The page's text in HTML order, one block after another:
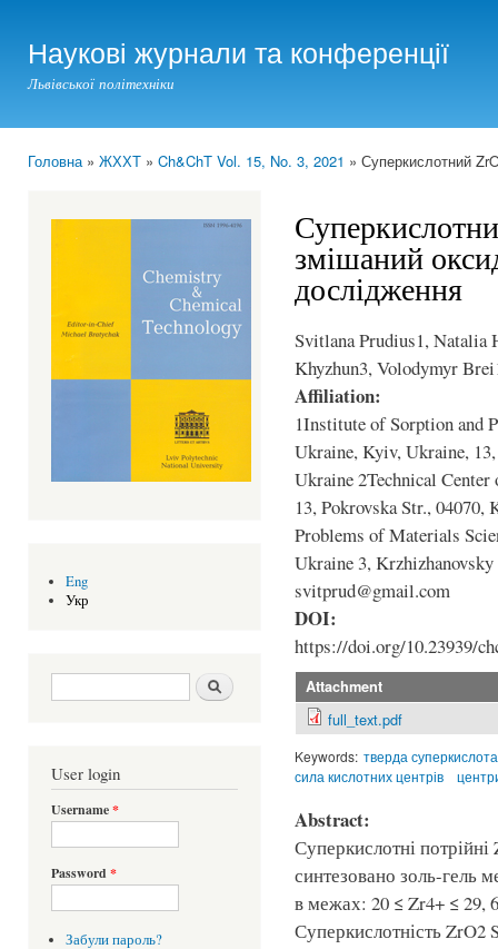
Наукові журнали та конференції
Львівської політехніки
Головна» ЖХХТ » Ch&ChT Vol. 15, No. 3, 2021 » Суперкислотний
Eng
Укр
Search form Шукати
User login
Username*
Password *
Забули пароль?
змішаний
дослідження
Svitlana Prudius1, Natalia
Khyzhun3, Volodymyr
Affiliation:
1Institute of Sorption and
Ukraine, Kyiv, Ukraine,
Ukraine 2Technical
13, Pokrovska Str.,
Problems of Materials
Ukraine 3,
svitprud@gmail.com
DOI:
https://doi.org/10.23939/
Attachment
full_text.pdf
Keywords: тверда суперкислота
сила кислотних центрів
Abstract:
Суперкислотні
синтезовано золь-гель
в межах: 20 ≤ Zr4+ ≤ 29,
Суперкислотність ZrO2